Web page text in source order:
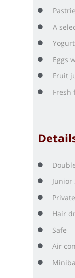
A
Yogurt
Eggs
Fruit
Fresh
Junior
Hair
Safe
Air